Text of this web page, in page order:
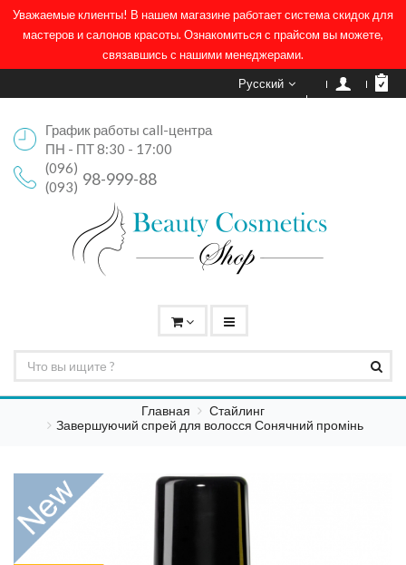
Уважаемые клиенты! В нашем магазине работает система скидок для
мастеров и салонов красоты. Ознакомиться с прайсом вы можете,
связавшись с нашими менеджерами.
Русский
График работы call-центра
ПН - ПТ 8:30 - 17:00
(096)
98-999-88
(093)
Главная
Стайлинг
Завершуючий спрей для волосся Сонячний промінь